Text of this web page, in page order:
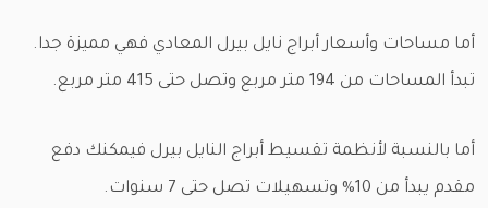
أما مساحات وأسعار أبراج نايل بيرل المعادي فهي مميزة جدا.
تبدأ المساحات من 194 متر مربع وتصل حتى 415 متر مربع.
أما بالنسبة لأنظمة تقسيط أبراج النايل بيرل فيمكنك دفع
مقدم يبدأ من 10% وتسهيلات تصل حتى 7 سنوات.